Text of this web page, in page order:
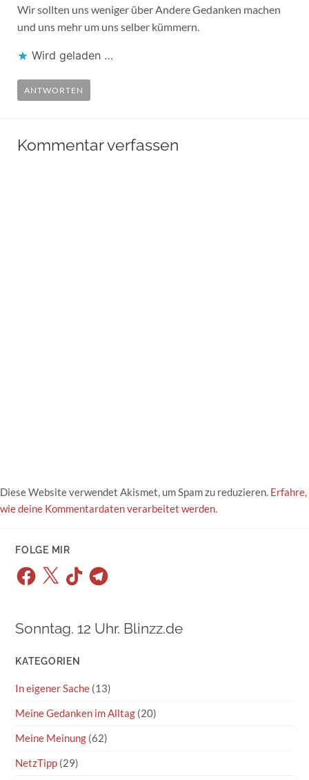
Wir sollten uns weniger über Andere Gedanken machen
und uns mehr um uns selber kümmern.
Wird geladen …
ANTWORTEN
Kommentar verfassen
Diese Website verwendet Akismet, um Spam zu reduzieren. Erfahre,
wie deine Kommentardaten verarbeitet werden.
FOLGE MIR
Facebook
X TikTokTelegram
Sonntag. 12 Uhr. Blinzz.de
KATEGORIEN
In eigener Sache (13)
Meine Gedanken im Alltag (20)
Meine Meinung (62)
NetzTipp (29)